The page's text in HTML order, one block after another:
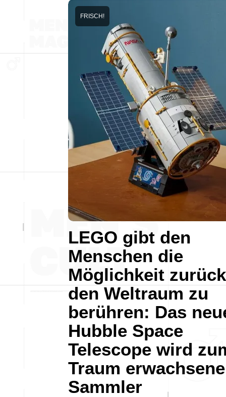
LEGO gibt den
Menschen die
Möglichkeit
den Weltraum zu
berühren: Das
Hubble Space
Telescope wird
Traum
Sammler
FRISCH!